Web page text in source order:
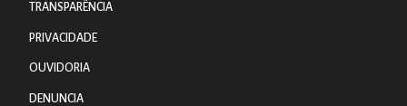
TRANSPARÊNCIA
PRIVACIDADE
OUVIDORIA
DENUNCIA